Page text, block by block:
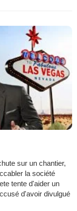
sur un chantier,
la société
tente d'aider un
d'avoir divulgué